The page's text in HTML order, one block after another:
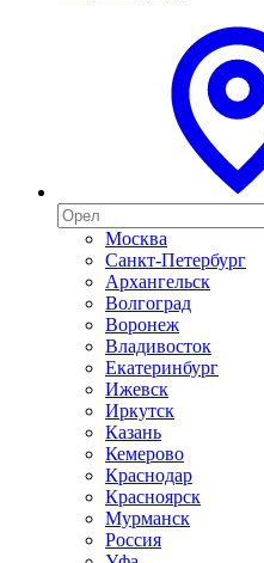
Москва
Санкт-Петербург
Архангельск
Волгоград
Воронеж
Владивосток
Екатеринбург
Ижевск
Иркутск
Казань
Кемерово
Краснодар
Красноярск
Мурманск
Россия